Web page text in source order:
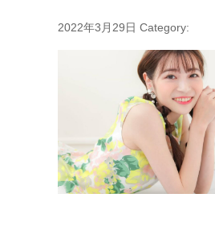
2022年3月29日 Category: